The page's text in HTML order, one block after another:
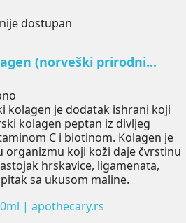
dostupan
(norveški prirodni...
kolagen je dodatak ishrani koji
kolagen peptan iz divljeg
C i biotinom. Kolagen je
organizmu koji koži daje čvrstinu
hrskavice, ligamenata,
sa ukusom maline.